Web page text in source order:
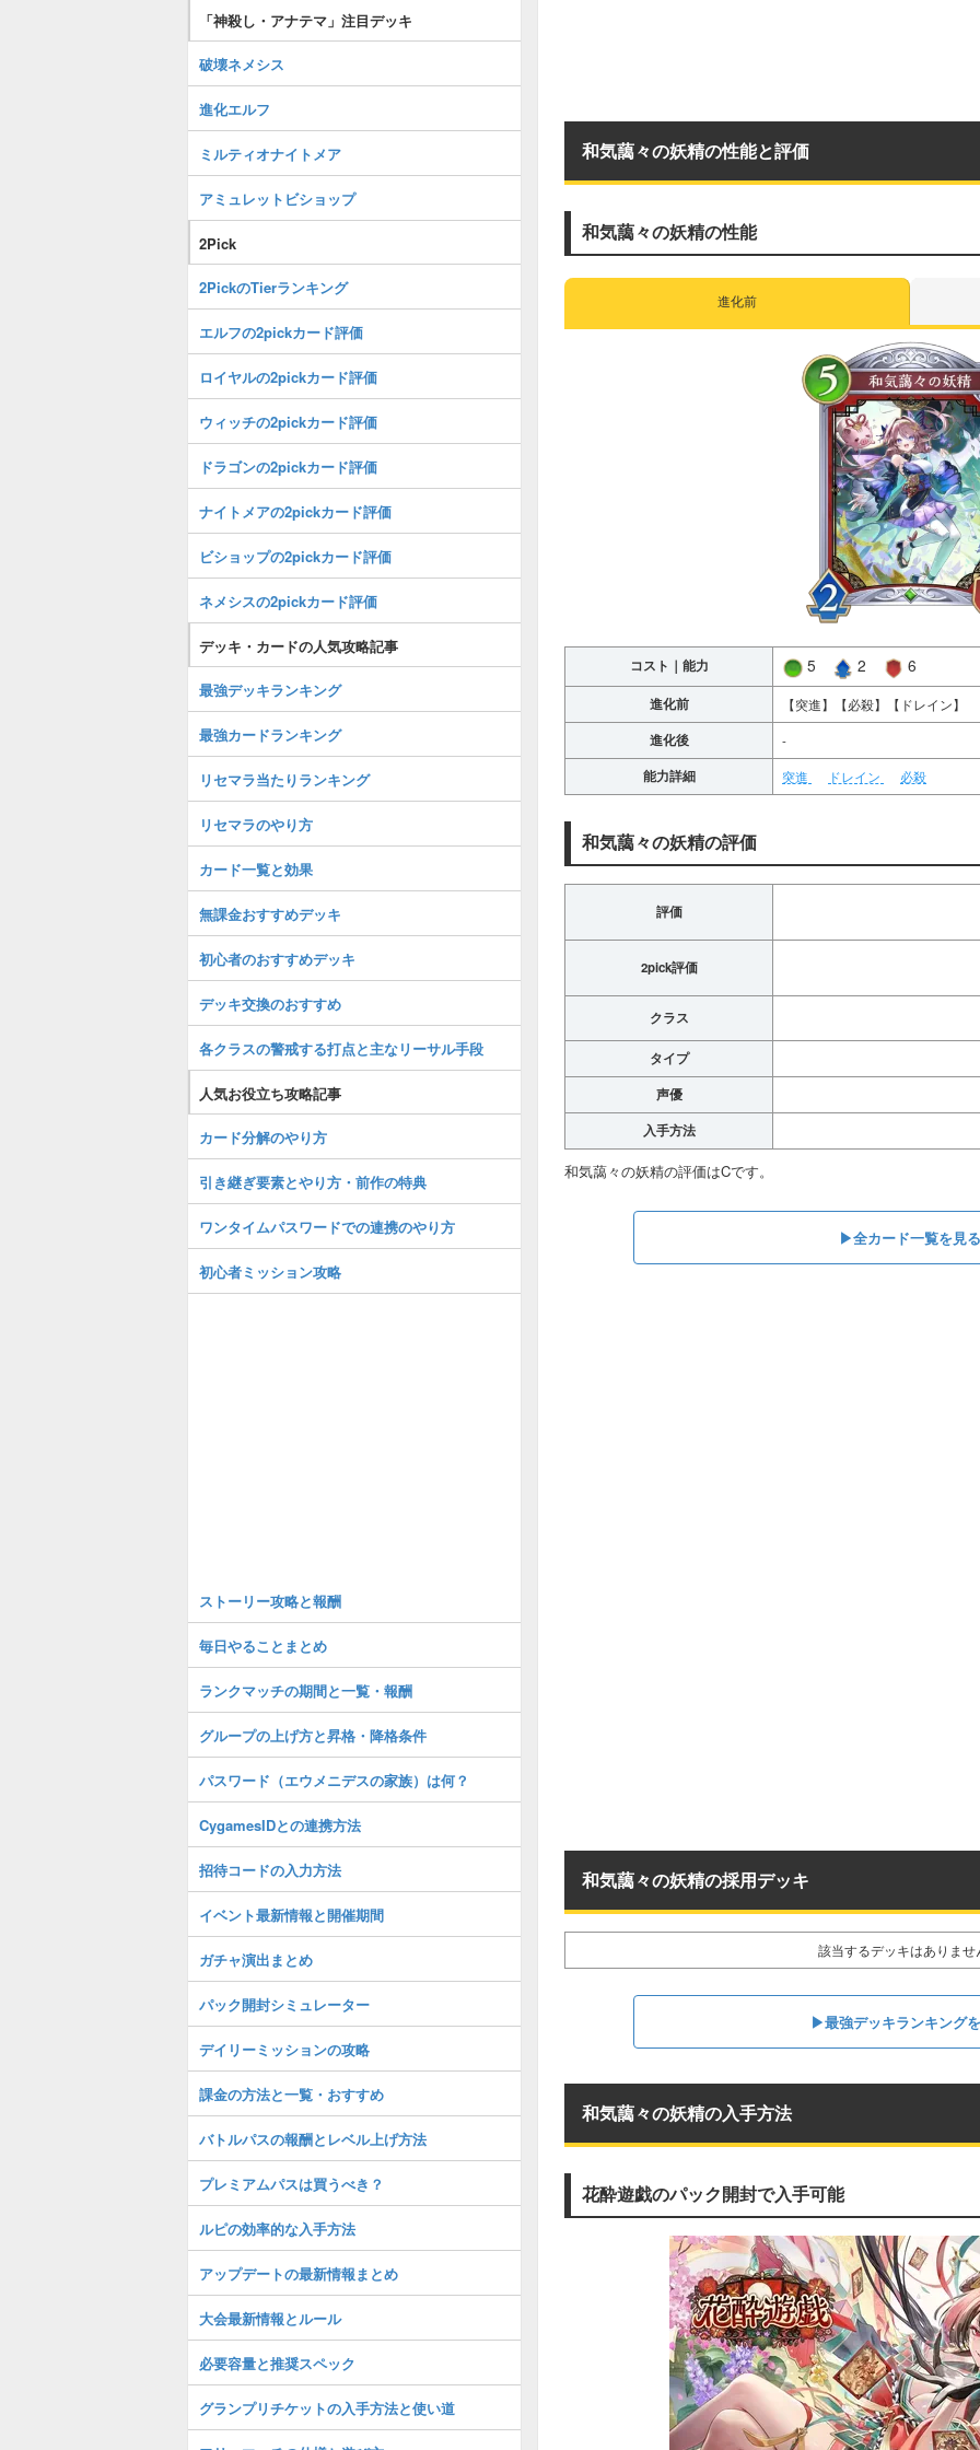
和気藹々の妖精の性能と評価
和気藹々の妖精の性能
進化前
コスト｜能力 5 2 6
進化前 【突進】【必殺】【ドレイン】
進化後 -
能力詳細 突進 ドレイン 必殺
和気藹々の妖精の評価
評価
2pick評価
クラス
タイプ
声優
入手方法
和気藹々の妖精の評価はCです。
▶︎全カード一覧を見る
和気藹々の妖精の採用デッキ
該当するデッキはありませ
▶︎最強デッキランキング
和気藹々の妖精の入手方法
花酔遊戯のパック開封で入手可能
「神殺し・アナテマ」注目デッキ
破壊ネメシス
進化エルフ
ミルティオナイトメア
アミュレットビショップ
2Pick
2PickのTierランキング
エルフの2pickカード評価
ロイヤルの2pickカード評価
ウィッチの2pickカード評価
ドラゴンの2pickカード評価
ナイトメアの2pickカード評価
ビショップの2pickカード評価
ネメシスの2pickカード評価
デッキ・カードの人気攻略記事
最強デッキランキング
最強カードランキング
リセマラ当たりランキング
リセマラのやり方
カード一覧と効果
無課金おすすめデッキ
初心者のおすすめデッキ
デッキ交換のおすすめ
各クラスの警戒する打点と主なリーサル手段
人気お役立ち攻略記事
カード分解のやり方
引き継ぎ要素とやり方・前作の特典
ワンタイムパスワードでの連携のやり方
初心者ミッション攻略
ストーリー攻略と報酬
毎日やることまとめ
ランクマッチの期間と一覧・報酬
グループの上げ方と昇格・降格条件
パスワード（エウメニデスの家族）は何？
CygamesIDとの連携方法
招待コードの入力方法
イベント最新情報と開催期間
ガチャ演出まとめ
パック開封シミュレーター
デイリーミッションの攻略
課金の方法と一覧・おすすめ
バトルパスの報酬とレベル上げ方法
プレミアムパスは買うべき？
ルピの効率的な入手方法
アップデートの最新情報まとめ
大会最新情報とルール
必要容量と推奨スペック
グランプリチケットの入手方法と使い道